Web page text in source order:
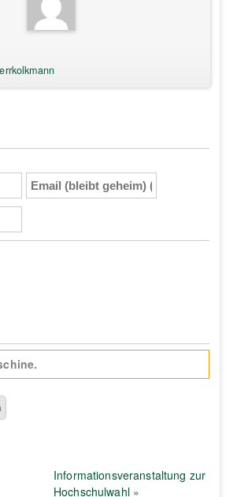
Email
(bleibt
Informationsveranstaltung zur
Hochschulwahl»